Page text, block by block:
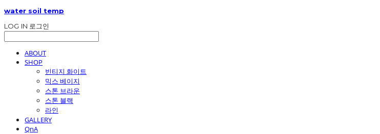
water soil temp
LOG IN 로그인
ABOUT
SHOP
빈티지 화이트
믹스 베이지
스톤 브라운
스톤 블랙
라인
GALLERY
QnA